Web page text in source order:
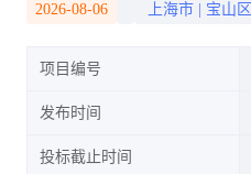
2026-08-06 上海市 宝山区
项目编号
发布时间
投标截止时间